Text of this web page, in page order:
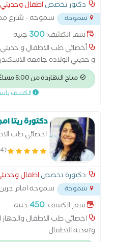
دكتور تخصصاطفال وحديثي
سموحة
سموحه - شارع
اطفال اسكندرية...
سعر الكشف:300 جنيه
أخصائي طب الاطفال و
و حديثي الولاده جامعه
الشاطبى جامعه الاسكندرية
الفسيولوجية متابعه الاطفال
طبيعي مشاكل الرضاعه
متاح النهاردة من 5:00 مساءً
الكشف
دكتورة ريتا
اخصائى طب
والمناظير
(4 تقييم)
دكتورة تخصصاطفال
سموحة سموحة امام جرين
سعر الكشف:450جنيه
اخصائى طب الاطفال والجهاز
وتغذية الاطفال